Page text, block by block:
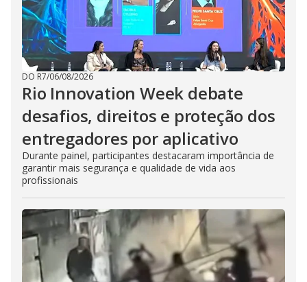
DO R7/06/08/2026
Rio Innovation Week debate
desafios, direitos e proteção dos
entregadores por aplicativo
Durante painel, participantes destacaram importância de
garantir mais segurança e qualidade de vida aos
profissionais